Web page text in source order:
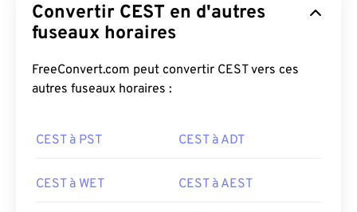
Convertir CEST en d'autres
fuseaux horaires
FreeConvert.com peut convertir CEST vers ces
autres fuseaux horaires :
CEST à PST CEST à ADT
CEST à WET CEST à AEST